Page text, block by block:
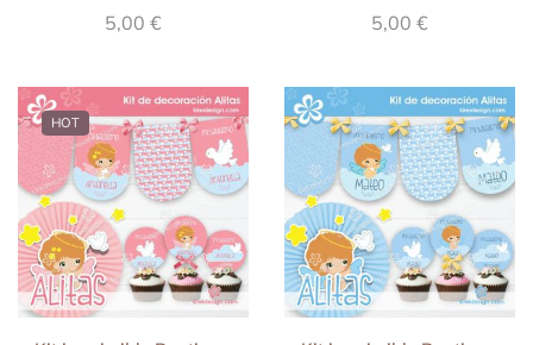
Primer Añito
5,00 €
Añito
5,00 €
HOT